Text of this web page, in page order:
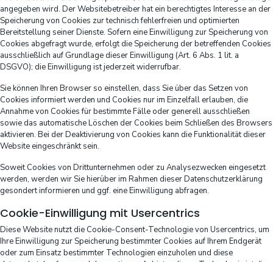
angegeben wird. Der Websitebetreiber hat ein berechtigtes Interesse an der
Speicherung von Cookies zur technisch fehlerfreien und optimierten
Bereitstellung seiner Dienste. Sofern eine Einwilligung zur Speicherung von
Cookies abgefragt wurde, erfolgt die Speicherung der betreffenden Cookies
ausschließlich auf Grundlage dieser Einwilligung (Art. 6 Abs. 1 lit. a
DSGVO); die Einwilligung ist jederzeit widerrufbar.
Sie können Ihren Browser so einstellen, dass Sie über das Setzen von
Cookies informiert werden und Cookies nur im Einzelfall erlauben, die
Annahme von Cookies für bestimmte Fälle oder generell ausschließen
sowie das automatische Löschen der Cookies beim Schließen des Browsers
aktivieren. Bei der Deaktivierung von Cookies kann die Funktionalität dieser
Website eingeschränkt sein.
Soweit Cookies von Drittunternehmen oder zu Analysezwecken eingesetzt
werden, werden wir Sie hierüber im Rahmen dieser Datenschutzerklärung
gesondert informieren und ggf. eine Einwilligung abfragen.
Cookie-Einwilligung mit Usercentrics
Diese Website nutzt die Cookie-Consent-Technologie von Usercentrics, um
Ihre Einwilligung zur Speicherung bestimmter Cookies auf Ihrem Endgerät
oder zum Einsatz bestimmter Technologien einzuholen und diese